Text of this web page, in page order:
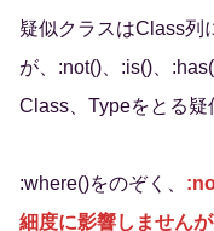
疑似クラスはClass列
が、:not()、:is()、
Class、Typeをとる疑
:where()をのぞく、
細度に影響しません